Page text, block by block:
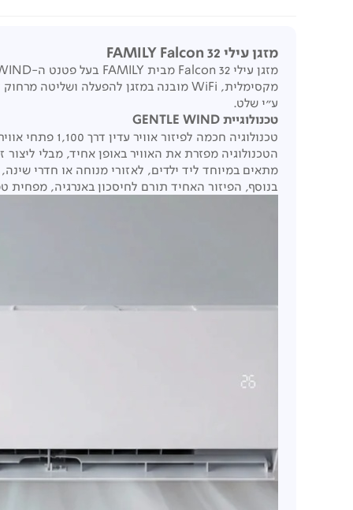
מזגן עילי FAMILY Falcon 32
מקסימלית, WiFi
מובנה במזגן להפעלה ושליטה מרחוק
ע"י שלט.
טכנולוגיית GENTLE WIND
טכנולוגיה חכמה לפיזור אוויר עדין דרך 1,100 פתחי אוויר יוצרת חוויה נוחה ומרגיעה בבית.
הטכנולוגיה מפזרת את האוויר באופן אחיד, מבלי
מתאים במיוחד ליד ילדים, לאזורי מנוחה או חדרי
בנוסף, הפיזור האחיד תורם לחיסכון באנרגיה, מפחית